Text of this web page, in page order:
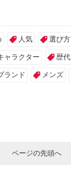
人気 選び方
ャラクター 歴代
ランド メンズ
ページの先頭へ